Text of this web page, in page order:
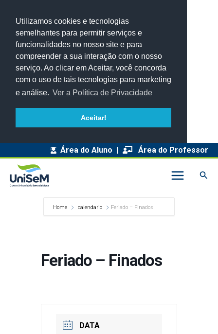
Utilizamos cookies e tecnologias
semelhantes para permitir serviços e
funcionalidades no nosso site e para
compreender a sua interação com o nosso
serviço. Ao clicar em Aceitar, você concorda
com o uso de tais tecnologias para marketing
e análise. Ver a Política de Privacidade
Aceitar!
Área do Aluno | Área do Professor
Home calendario Feriado – Finados
Feriado – Finados
DATA